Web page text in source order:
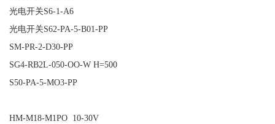
光电开关S6-1-A6
光电开关S62-PA-5-B01-PP
SM-PR-2-D30-PP
SG4-RB2L-050-OO-W H=500
S50-PA-5-MO3-PP
HM-M18-M1PO 10-30V